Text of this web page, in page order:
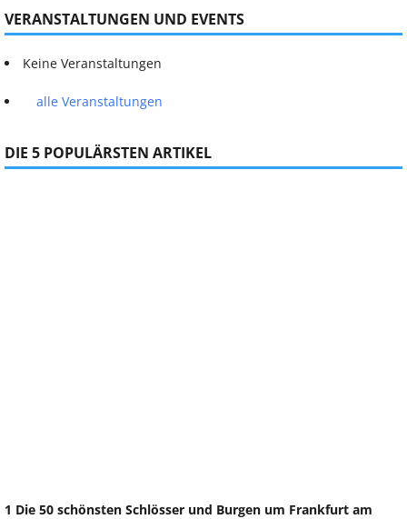
VERANSTALTUNGEN UND EVENTS
Keine Veranstaltungen
alle Veranstaltungen
DIE 5 POPULÄRSTEN ARTIKEL
1 Die 50 schönsten Schlösser und Burgen um Frankfurt am